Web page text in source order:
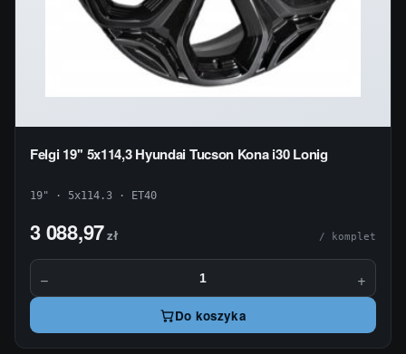
Felgi 19'' 5x114,3 Hyundai Tucson Kona i30 Lonig
19" · 5x114.3 · ET40
3 088,97zł / komplet
− +
Do koszyka